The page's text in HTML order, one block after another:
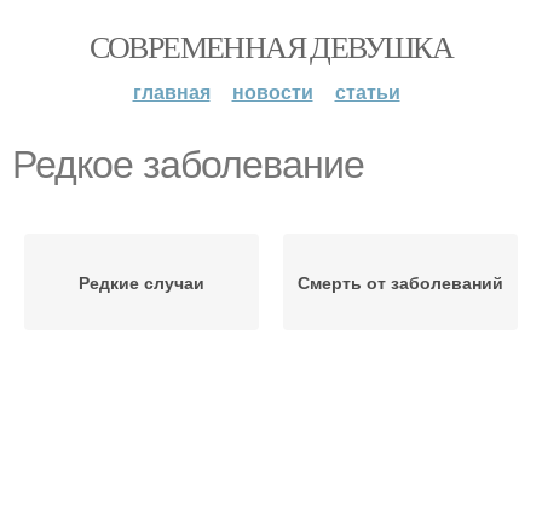
СОВРЕМЕННАЯ ДЕВУШКА
главная новости статьи
Редкое заболевание
Редкие случаи Смерть от заболеваний